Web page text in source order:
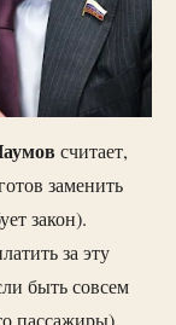
считает,
заменить
закон).
за эту
быть совсем